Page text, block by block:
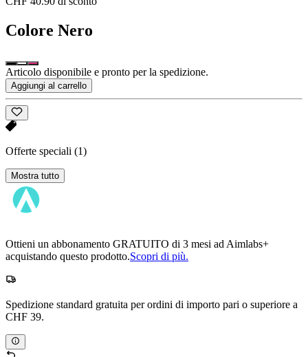
Colore Nero
Articolo disponibile e pronto per la spedizione.
Aggiungi al carrello
Offerte speciali (1)
Mostra tutto
Ottieni un abbonamento GRATUITO di 3 mesi ad Aimlabs+
acquistando questo prodotto.Scopri di più.
Spedizione standard gratuita per ordini di importo pari o superiore a
CHF 39.